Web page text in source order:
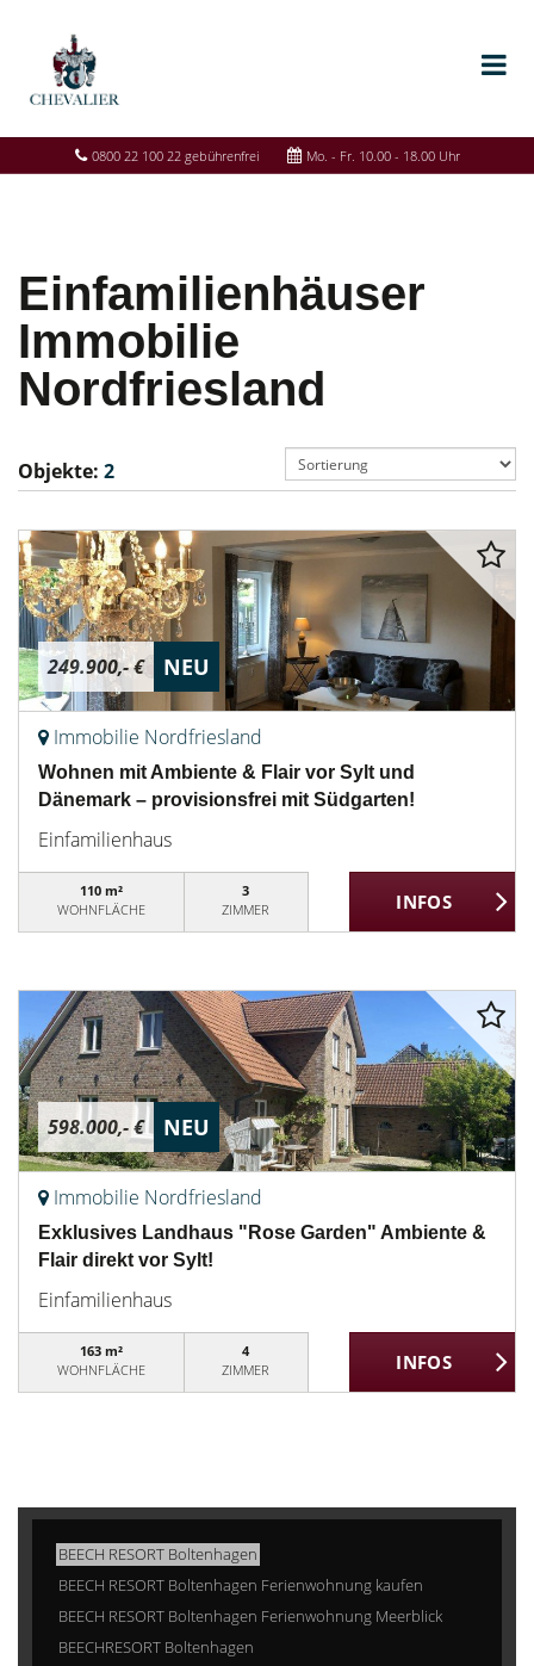
0800 22 100 22 gebührenfrei Mo. - Fr. 10.00 - 18.00 Uhr
Einfamilienhäuser
Immobilie
Nordfriesland
Objekte: 2
249.900,- € NEU
Immobilie Nordfriesland
Wohnen mit Ambiente & Flair vor Sylt und
Dänemark – provisionsfrei mit Südgarten!
Einfamilienhaus
110 m²
WOHNFLÄCHE
3
ZIMMER
598.000,- € NEU
Immobilie Nordfriesland
Exklusives Landhaus "Rose Garden" Ambiente &
Flair direkt vor Sylt!
Einfamilienhaus
163 m²
WOHNFLÄCHE
4
ZIMMER
BEECH RESORT Boltenhagen
BEECH RESORT Boltenhagen Ferienwohnung kaufen
BEECH RESORT Boltenhagen Ferienwohnung Meerblick
BEECHRESORT Boltenhagen